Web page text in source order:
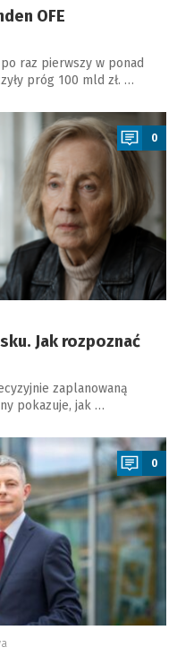
OFE
raz pierwszy w ponad
próg 100 mld zł. …
0
Jak rozpoznać
zaplanowaną
pokazuje, jak …
0